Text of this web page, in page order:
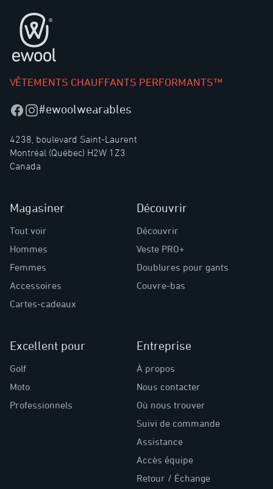
Pied de page
VÊTEMENTS CHAUFFANTS PERFORMANTS™
Facebook
Instagram
#ewoolwearables
4238, boulevard Saint-Laurent
Montréal (Québec) H2W 1Z3
Canada
Magasiner
Tout voir
Hommes
Femmes
Accessoires
Cartes-cadeaux
Découvrir
Découvrir
Veste PRO+
Doublures pour gants
Couvre-bas
Excellent pour
Golf
Moto
Professionnels
Entreprise
À propos
Nous contacter
Où nous trouver
Suivi de commande
Assistance
Accès équipe
Retour / Échange